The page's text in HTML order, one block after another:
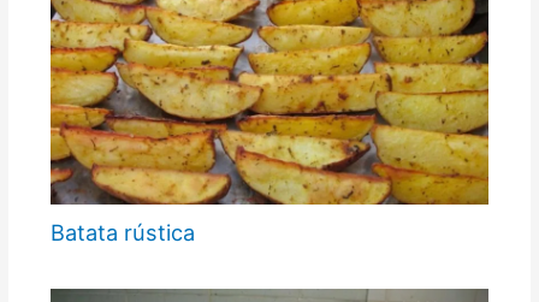
Batata rústica